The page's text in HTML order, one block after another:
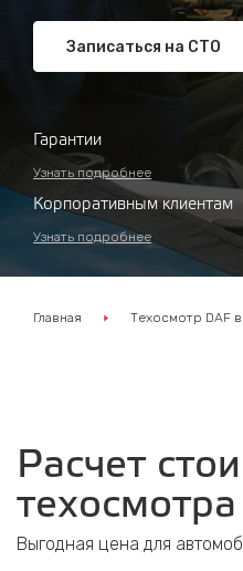
Записаться на СТО
Гарантии
Узнать подробнее
Корпоративным клиентам
Узнать подробнее
Главная Техосмотр DAF
Расчет
Выгодная цена для